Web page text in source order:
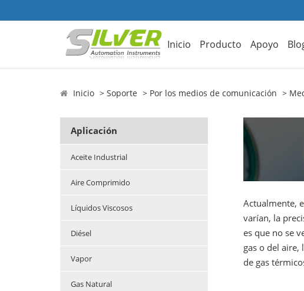
Inicio Producto Apoyo
Inicio Soporte Por los medios de comunicación
Aplicación
Aceite Industrial
Aire Comprimido
Líquidos Viscosos
Diésel
Vapor
Gas Natural
Actualmente,
varían, la
es que no se
gas o del
de gas